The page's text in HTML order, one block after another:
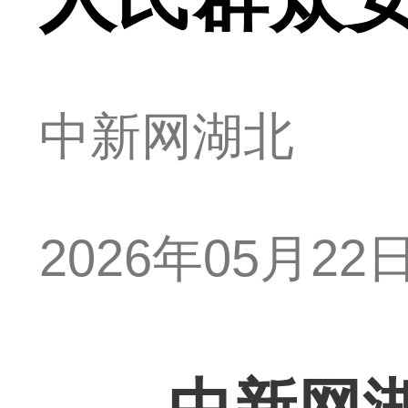
中新网湖北
2026年05月22